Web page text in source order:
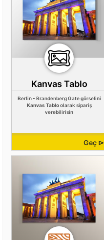
Kanvas Tablo
Berlin - Brandenberg Gate görselini
Kanvas Tabloolarak sipariş
verebilirisin
Geç ⊳